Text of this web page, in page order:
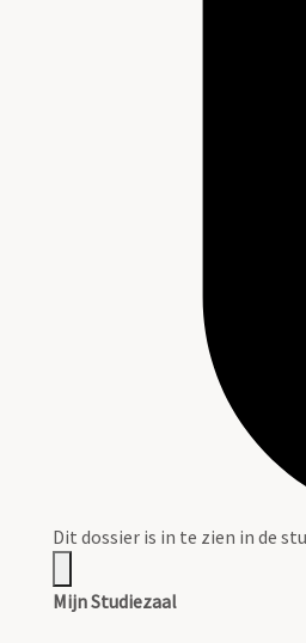
Dit dossier is in te zien in de
Mijn Studiezaal